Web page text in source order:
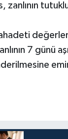
tutuklu
7 günü